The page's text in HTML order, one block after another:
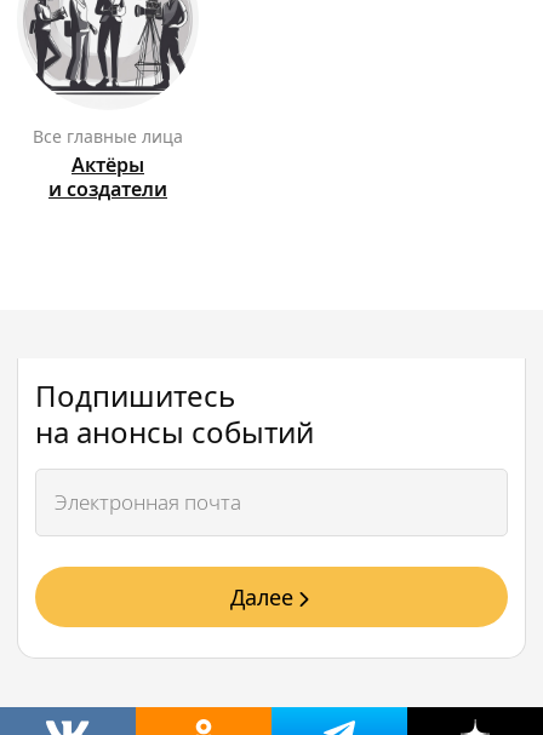
Все главные лица
Актёры
и создатели
Подпишитесь
на анонсы событий
Далее